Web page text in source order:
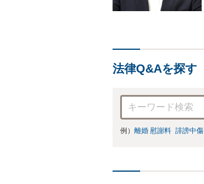
法律Q&Aを探す
例） 離婚 慰謝料 誹謗中傷